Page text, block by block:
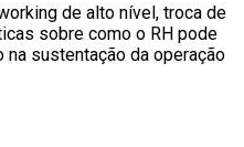
de alto nível, troca de
sobre como o RH pode
sustentação da operação